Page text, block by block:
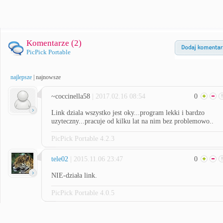
Komentarze (2)
PicPick Portable
najlepsze najnowsze
~coccinella58 | 2017.02.16 08:54 0
Link dziala wszystko jest oky...program lekki i bardzo
uzyteczny...pracuje od kilku lat na nim bez problemowo..
PicPick Portable 4.2.3
tele02 | 2015.11.06 23:47 0
NIE-działa link.
PicPick Portable 4.0.5